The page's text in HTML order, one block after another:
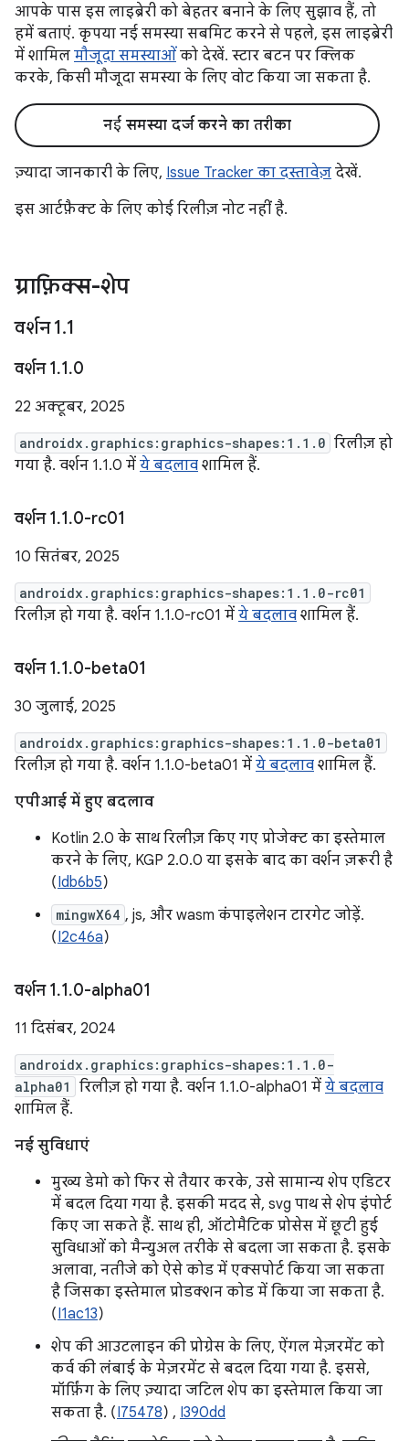
आपके पास इस लाइब्रेरी को बेहतर बनाने के लिए सुझाव हैं, तो
हमें बताएं. कृपया नई समस्या सबमिट करने से पहले, इस लाइब्रेरी
में शामिल मौजूदा समस्याओं को देखें. स्टार बटन पर क्लिक
करके, किसी मौजूदा समस्या के लिए वोट किया जा सकता है.
नई समस्या दर्ज करने का तरीका
ज़्यादा जानकारी के लिए, Issue Tracker का दस्तावेज़ देखें.
इस आर्टफ़ैक्ट के लिए कोई रिलीज़ नोट नहीं है.
ग्राफ़िक्स-शेप
वर्शन 1.1
वर्शन 1.1.0
22 अक्टूबर, 2025
androidx.graphics:graphics-shapes:1.1.0 रिलीज़ हो
गया है. वर्शन 1.1.0 में ये बदलाव शामिल हैं.
वर्शन 1.1.0-rc01
10 सितंबर, 2025
androidx.graphics:graphics-shapes:1.1.0-rc01
रिलीज़ हो गया है. वर्शन 1.1.0-rc01 में ये बदलाव शामिल हैं.
वर्शन 1.1.0-beta01
30 जुलाई, 2025
androidx.graphics:graphics-shapes:1.1.0-beta01
रिलीज़ हो गया है. वर्शन 1.1.0-beta01 में ये बदलाव शामिल हैं.
एपीआई में हुए बदलाव
Kotlin 2.0 के साथ रिलीज़ किए गए प्रोजेक्ट का इस्तेमाल
करने के लिए, KGP 2.0.0 या इसके बाद का वर्शन ज़रूरी है
(Idb6b5)
mingwX64 , js, और wasm कंपाइलेशन टारगेट जोड़ें.
(I2c46a)
वर्शन 1.1.0-alpha01
11 दिसंबर, 2024
androidx.graphics:graphics-shapes:1.1.0-
alpha01
रिलीज़ हो गया है. वर्शन 1.1.0-alpha01 में ये बदलाव
शामिल हैं.
नई सुविधाएं
मुख्य डेमो को फिर से तैयार करके, उसे सामान्य शेप एडिटर
में बदल दिया गया है. इसकी मदद से, svg पाथ से शेप इंपोर्ट
किए जा सकते हैं. साथ ही, ऑटोमैटिक प्रोसेस में छूटी हुई
सुविधाओं को मैन्युअल तरीके से बदला जा सकता है. इसके
अलावा, नतीजे को ऐसे कोड में एक्सपोर्ट किया जा सकता
है जिसका इस्तेमाल प्रोडक्शन कोड में किया जा सकता है.
(I1ac13)
शेप की आउटलाइन की प्रोग्रेस के लिए, ऐंगल मेज़रमेंट को
कर्व की लंबाई के मेज़रमेंट से बदल दिया गया है. इससे,
मॉर्फ़िंग के लिए ज़्यादा जटिल शेप का इस्तेमाल किया जा
सकता है. (I75478) , I390dd